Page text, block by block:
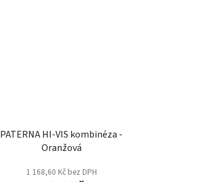
PATERNA HI-VIS kombinéza -
Oranžová
1 168,60 Kč bez DPH